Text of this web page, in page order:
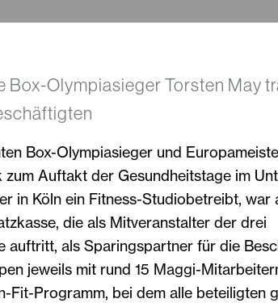
Box-Olympiasieger Torsten May
Box-Olympiasieger und
zum Auftakt der Gesundheitstage im
in Köln ein Fitness-Studiobetreibt, war
die als Mitveranstalter der drei
auftritt, als Sparingspartner für die
jeweils mit rund 15 Maggi-
Fit-Programm, bei dem alle beteiligten